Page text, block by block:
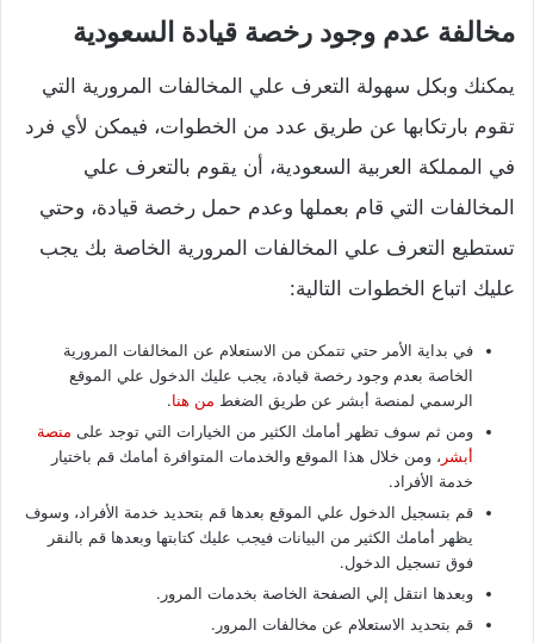
مخالفة عدم وجود رخصة قيادة السعودية
يمكنك وبكل سهولة التعرف علي المخالفات المرورية التي
تقوم بارتكابها عن طريق عدد من الخطوات، فيمكن لأي فرد
في المملكة العربية السعودية، أن يقوم بالتعرف علي
المخالفات التي قام بعملها وعدم حمل رخصة قيادة، وحتي
تستطيع التعرف علي المخالفات المرورية الخاصة بك يجب
عليك اتباع الخطوات التالية:
في بداية الأمر حتي تتمكن من الاستعلام عن المخالفات المرورية
الخاصة بعدم وجود رخصة قيادة، يجب عليك الدخول علي الموقع
الرسمي لمنصة أبشر عن طريق الضغط من هنا.
ومن ثم سوف تظهر أمامك الكثير من الخيارات التي توجد على منصة
أبشر ، ومن خلال هذا الموقع والخدمات المتوافرة أمامك قم باختيار
خدمة الأفراد.
قم بتسجيل الدخول علي الموقع بعدها قم بتحديد خدمة الأفراد، وسوف
يظهر أمامك الكثير من البيانات فيجب عليك كتابتها وبعدها قم بالنقر
فوق تسجيل الدخول.
وبعدها انتقل إلي الصفحة الخاصة بخدمات المرور.
قم بتحديد الاستعلام عن مخالفات المرور.